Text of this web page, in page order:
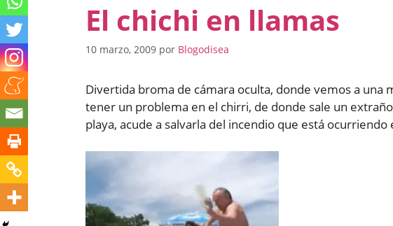
El chichi en llamas
10 marzo, 2009 por Blogodisea
Divertida broma de cámara oculta, donde vemos a una
tener un problema en el chirri, de donde sale un
playa, acude a salvarla del incendio que está ocurriendo